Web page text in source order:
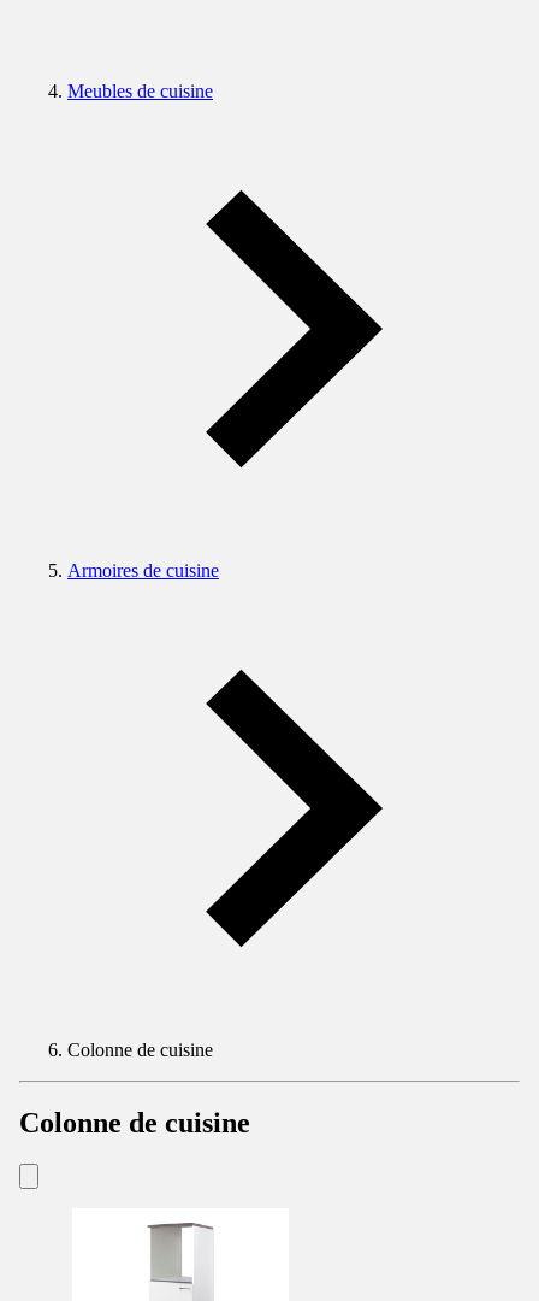
Meubles de cuisine
Armoires de cuisine
Colonne de cuisine
Colonne de cuisine